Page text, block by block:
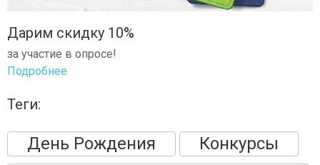
Дарим скидку 10%
за участие в опросе!
Подробнее
Теги:
День Рождения
Конкурсы